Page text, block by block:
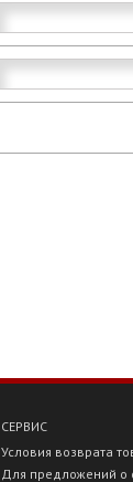
СЕРВИС
Условия возврата
Для предложений о